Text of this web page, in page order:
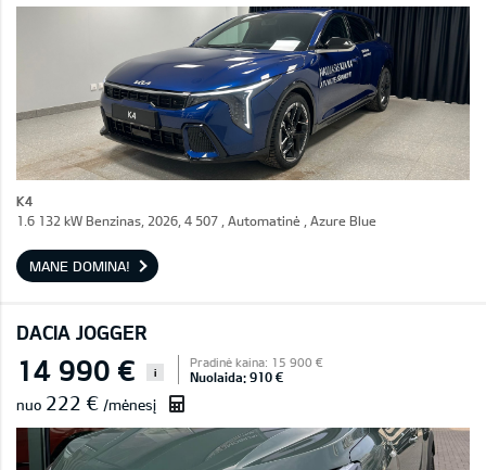
K4
1.6 132 kW Benzinas, 2026, 4 507 , Automatinė , Azure Blue
MANE DOMINA!
DACIA JOGGER
14 990 € i
Pradinė kaina: 15 900 €
Nuolaida: 910 €
nuo 222 € /mėnesį